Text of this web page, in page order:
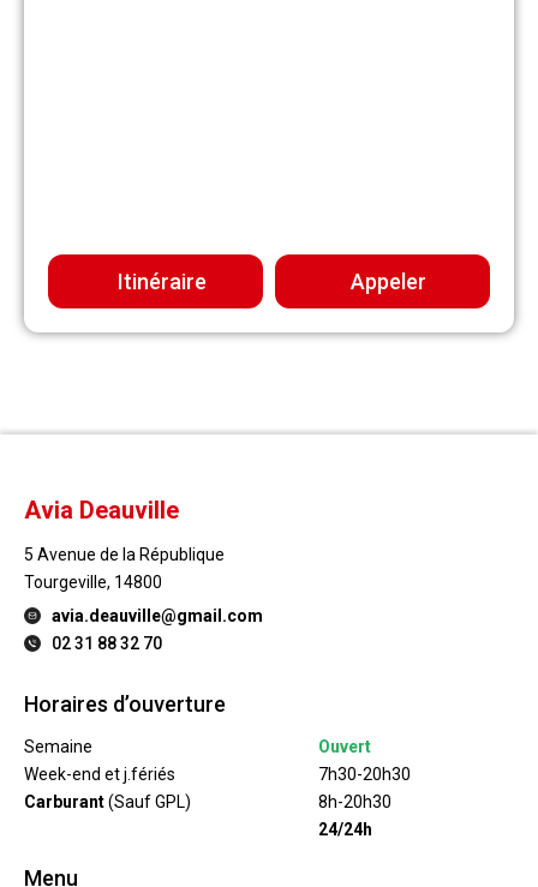
Itinéraire Appeler
Avia Deauville
5 Avenue de la République
Tourgeville, 14800
avia.deauville@gmail.com
02 31 88 32 70
Horaires d’ouverture
Semaine
Week-end et j.fériés
Carburant(Sauf GPL)
Ouvert
7h30-20h30
8h-20h30
24/24h
Menu